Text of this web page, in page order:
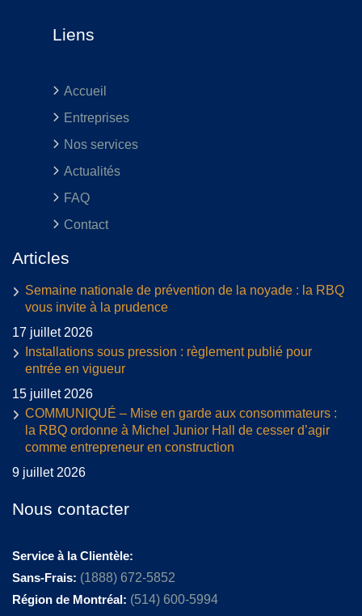
Liens
Accueil
Entreprises
Nos services
Actualités
FAQ
Contact
Articles
Semaine nationale de prévention de la noyade : la RBQ
vous invite à la prudence
17 juillet 2026
Installations sous pression : règlement publié pour
entrée en vigueur
15 juillet 2026
COMMUNIQUÉ – Mise en garde aux consommateurs :
la RBQ ordonne à Michel Junior Hall de cesser d’agir
comme entrepreneur en construction
9 juillet 2026
Nous contacter
Service à la Clientèle:
Sans-Frais: (1888) 672-5852
Région de Montréal: (514) 600-5994